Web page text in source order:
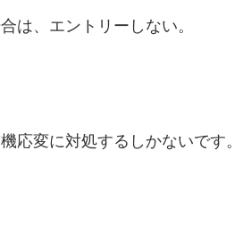
は、エントリーしない。
応変に対処するしかないです。